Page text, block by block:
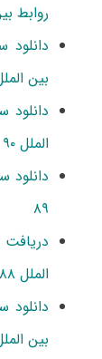
روابط بین
بین
الملل ۹۰
دانلود
۸۹
الملل ۸۸
بین